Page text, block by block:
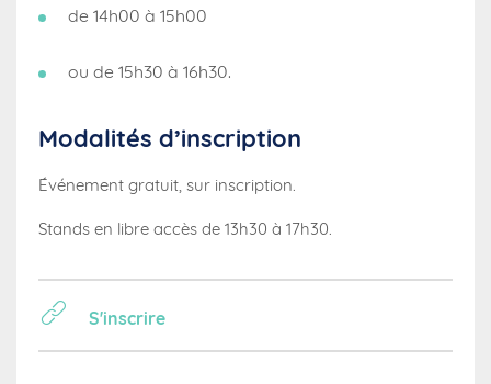
de 14h00 à 15h00
ou de 15h30 à 16h30.
Modalités d’inscription
Événement gratuit, sur inscription.
Stands en libre accès de 13h30 à 17h30.
S'inscrire